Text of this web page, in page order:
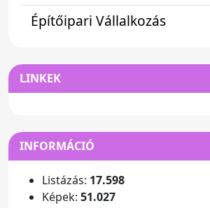
Építőipari Vállalkozás
LINKEK
INFORMÁCIÓ
Listázás: 17.598
Képek: 51.027